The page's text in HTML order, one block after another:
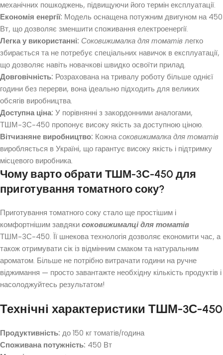
механічних пошкоджень, підвищуючи його термін експлуатації.
Економія енергії: Модель оснащена потужним двигуном на 450
Вт, що дозволяє зменшити споживання електроенергії.
Легка у використанні: Соковижималка для томатів легко
збирається та не потребує спеціальних навичок в експлуатації,
що дозволяє навіть новачкові швидко освоїти прилад.
Довговічність: Розрахована на тривалу роботу більше однієї
години без перерви, вона ідеально підходить для великих
обсягів виробництва.
Доступна ціна: У порівнянні з закордонними аналогами,
ТШМ-3С-450 пропонує високу якість за доступною ціною.
Вітчизняне виробництво: Кожнасоковижималка для томатів
виробляється в Україні, що гарантує високу якість і підтримку
місцевого виробника.
Чому варто обрати ТШМ-3С-450 для
приготування томатного соку?
Приготування томатного соку стало ще простішим і
комфортнішим завдяки соковижималці для томатів
ТШМ-3С-450. Її шнекова технологія дозволяє економити час, а
також отримувати сік із відмінним смаком та натуральним
ароматом. Більше не потрібно витрачати години на ручне
віджимання — просто завантажте необхідну кількість продуктів і
насолоджуйтесь результатом!
Технічні характеристики ТШМ-3С-450
Продуктивність: до 150 кг томатів/година
Споживана потужність: 450 Вт